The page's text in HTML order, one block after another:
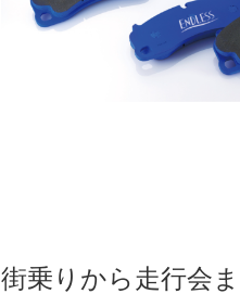
街乗りから走行会